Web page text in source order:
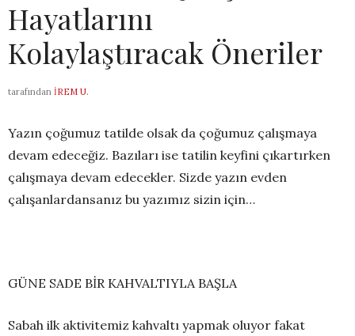
Hayatlarını
Kolaylaştıracak Öneriler
tarafından İREM U.
Yazın çoğumuz tatilde olsak da çoğumuz çalışmaya
devam edeceğiz. Bazıları ise tatilin keyfini çıkartırken
çalışmaya devam edecekler. Sizde yazın evden
çalışanlardansanız bu yazımız sizin için…
GÜNE SADE BİR KAHVALTIYLA BAŞLA
Sabah ilk aktivitemiz kahvaltı yapmak oluyor fakat